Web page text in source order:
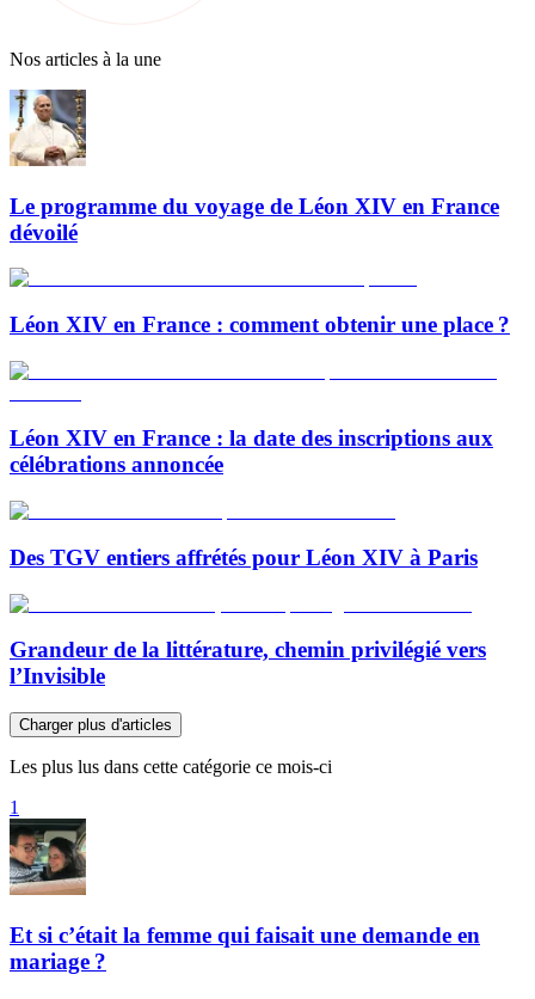
Nos articles à la une
Le programme du voyage de Léon XIV en France
dévoilé
Léon XIV en France : comment obtenir une place ?
Léon XIV en France : la date des inscriptions aux
célébrations annoncée
Des TGV entiers affrétés pour Léon XIV à Paris
Grandeur de la littérature, chemin privilégié vers
l’Invisible
Charger plus d'articles
Les plus lus dans cette catégorie ce mois-ci
1
Et si c’était la femme qui faisait une demande en
mariage ?